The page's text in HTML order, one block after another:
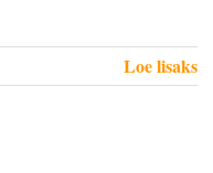
Loe lisaks